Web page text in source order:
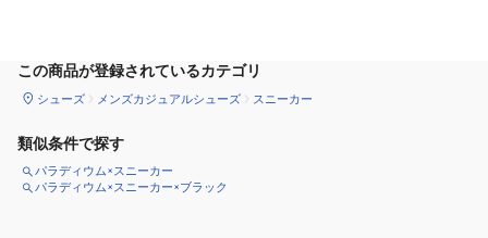
この商品が登録されているカテゴリ
シューズ メンズカジュアルシューズ スニーカー
類似条件で探す
パラディウム×スニーカー
パラディウム×スニーカー×ブラック